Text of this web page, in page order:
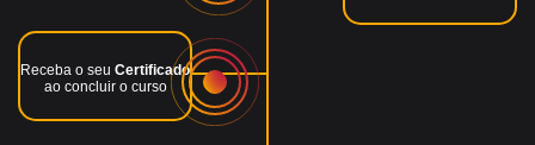
Receba o seuCertificado
ao concluir o curso